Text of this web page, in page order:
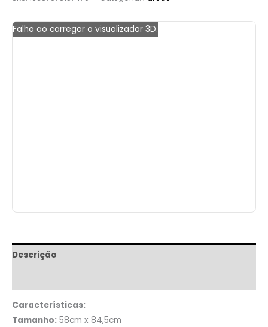
Falha ao carregar o visualizador 3D.
Descrição
Características:
Tamanho: 58cm x 84,5cm